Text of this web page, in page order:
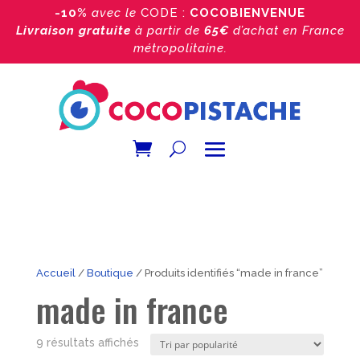
-10% avec le CODE : COCOBIENVENUE
Livraison gratuite à partir de 65€ d’achat en France
métropolitaine.
Accueil/ Boutique / Produits identifiés “made in france”
made in france
9 résultats affichésTrié